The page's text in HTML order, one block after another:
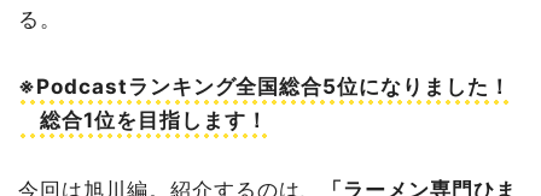
る。
※Podcastランキング全国総合5位になりました！
総合1位を目指します！
今回は旭川編。紹介するのは、
「ラーメン専門ひま